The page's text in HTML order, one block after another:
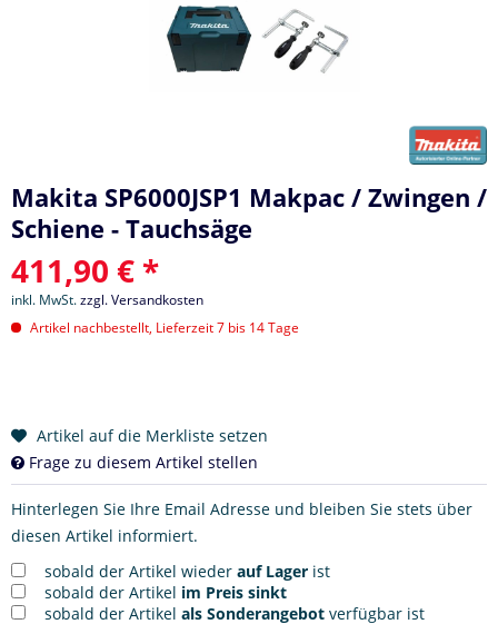
Makita SP6000JSP1 Makpac / Zwingen /
Schiene - Tauchsäge
411,90 € *
inkl. MwSt.zzgl. Versandkosten
Artikel nachbestellt, Lieferzeit 7 bis 14 Tage
Artikel auf die Merkliste setzen
Frage zu diesem Artikel stellen
Hinterlegen Sie Ihre Email Adresse und bleiben Sie stets über
diesen Artikel informiert.
sobald der Artikel wieder auf Lager ist
sobald der Artikel im Preis sinkt
sobald der Artikel als Sonderangebot verfügbar ist